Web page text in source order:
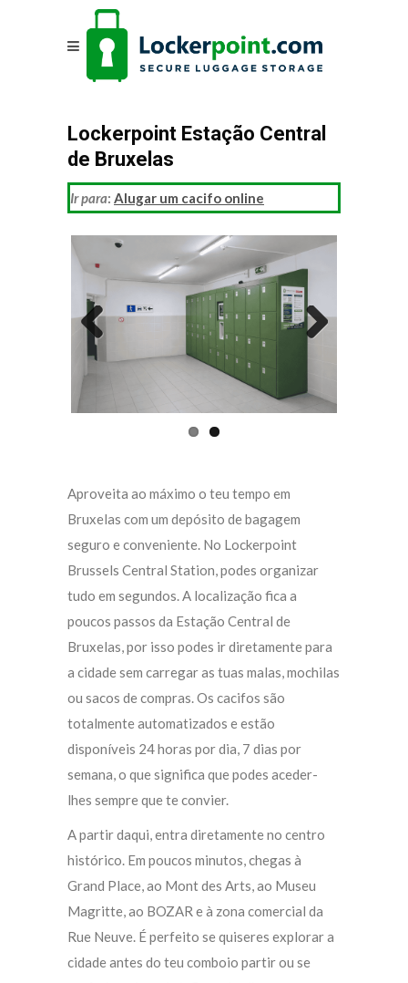
Lockerpoint Estação Central
de Bruxelas
Ir para: Alugar um cacifo online
Previous
Aproveita ao máximo o teu tempo em
Bruxelas com um depósito de bagagem
seguro e conveniente. No Lockerpoint
Brussels Central Station, podes organizar
tudo em segundos. A localização fica a
poucos passos da Estação Central de
Bruxelas, por isso podes ir diretamente para
a cidade sem carregar as tuas malas, mochilas
ou sacos de compras. Os cacifos são
totalmente automatizados e estão
disponíveis 24 horas por dia, 7 dias por
semana, o que significa que podes aceder-
lhes sempre que te convier.
A partir daqui, entra diretamente no centro
histórico. Em poucos minutos, chegas à
Grand Place, ao Mont des Arts, ao Museu
Magritte, ao BOZAR e à zona comercial da
Rue Neuve. É perfeito se quiseres explorar a
cidade antes do teu comboio partir ou se